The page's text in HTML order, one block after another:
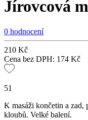
Jírovcová
0 hodnocení
210 Kč
Cena bez DPH: 174 Kč
51
K masáži končetin a zad,
kloubů. Velké balení.